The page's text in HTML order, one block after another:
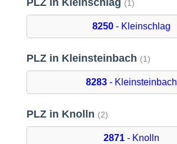
PLZ in Kleinschlag (1)
8250 - Kleinschlag
PLZ in Kleinsteinbach (1)
8283 - Kleinsteinbach
PLZ in Knolln (2)
2871 - Knolln